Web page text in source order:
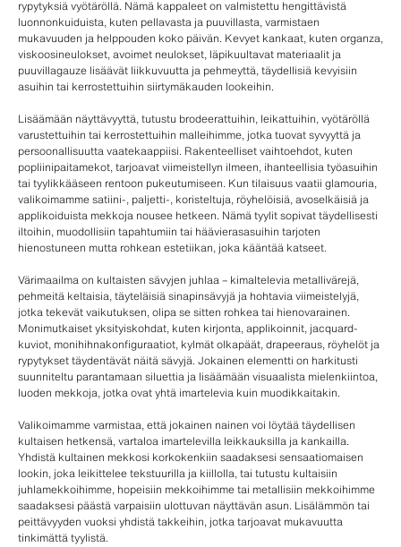
rypytyksiä vyötäröllä. Nämä kappaleet on valmistettu hengittävistä
luonnonkuiduista, kuten pellavasta ja puuvillasta, varmistaen
mukavuuden ja helppouden koko päivän. Kevyet kankaat, kuten organza,
viskoosineulokset, avoimet neulokset, läpikuultavat materiaalit ja
puuvillagauze lisäävät liikkuvuutta ja pehmeyttä, täydellisiä kevyisiin
asuihin tai kerrostettuihin siirtymäkauden lookeihin.
Lisäämään näyttävyyttä, tutustu brodeerattuihin, leikattuihin, vyötäröllä
varustettuihin tai kerrostettuihin malleihimme, jotka tuovat syvyyttä ja
persoonallisuutta vaatekaappiisi. Rakenteelliset vaihtoehdot, kuten
popliinipaitamekot, tarjoavat viimeistellyn ilmeen, ihanteellisia työasuihin
tai tyylikkääseen rentoon pukeutumiseen. Kun tilaisuus vaatii glamouria,
valikoimamme satiini-, paljetti-, koristeltuja, röyhelöisiä, avoselkäisiä ja
applikoiduista mekkoja nousee hetkeen. Nämä tyylit sopivat täydellisesti
iltoihin, muodollisiin tapahtumiin tai häävierasasuihin tarjoten
hienostuneen mutta rohkean estetiikan, joka kääntää katseet.
Värimaailma on kultaisten sävyjen juhlaa – kimaltelevia metallivärejä,
pehmeitä keltaisia, täyteläisiä sinapinsävyjä ja hohtavia viimeistelyjä,
jotka tekevät vaikutuksen, olipa se sitten rohkea tai hienovarainen.
Monimutkaiset yksityiskohdat, kuten kirjonta, applikoinnit, jacquard-
kuviot, monihihnakonfiguraatiot, kylmät olkapäät, drapeeraus, röyhelöt ja
rypytykset täydentävät näitä sävyjä. Jokainen elementti on harkitusti
suunniteltu parantamaan siluettia ja lisäämään visuaalista mielenkiintoa,
luoden mekkoja, jotka ovat yhtä imartelevia kuin muodikkaitakin.
Valikoimamme varmistaa, että jokainen nainen voi löytää täydellisen
kultaisen hetkensä, vartaloa imartelevilla leikkauksilla ja kankailla.
Yhdistä kultainen mekkosi korkokenkiin saadaksesi sensaatiomaisen
lookin, joka leikittelee tekstuurilla ja kiillolla, tai tutustu kultaisiin
juhlamekkoihimme, hopeisiin mekkoihimme tai metallisiin mekkoihimme
saadaksesi päästä varpaisiin ulottuvan näyttävän asun. Lisälämmön tai
peittävyyden vuoksi yhdistä takkeihin, jotka tarjoavat mukavuutta
tinkimättä tyylistä.